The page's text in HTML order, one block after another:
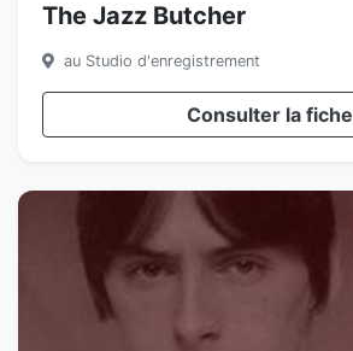
The Jazz Butcher
au Studio d'enregistrement
Consulter la fiche